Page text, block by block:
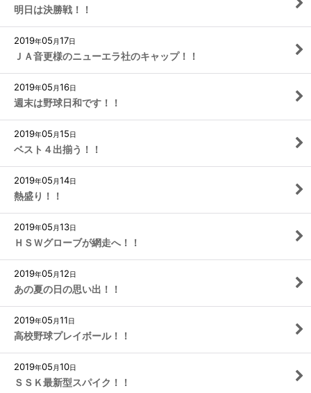
明日は決勝戦！！
2019年05 月17日
ＪＡ音更様のニューエラ社のキャップ！！
2019年05 月16日
週末は野球日和です！！
2019年05 月15日
ベスト４出揃う！！
2019年05 月14日
熱盛り！！
2019年05 月13日
ＨＳＷグローブが網走へ！！
2019年05 月12日
あの夏の日の思い出！！
2019年05 月11日
高校野球プレイボール！！
2019年05 月10日
ＳＳＫ最新型スパイク！！